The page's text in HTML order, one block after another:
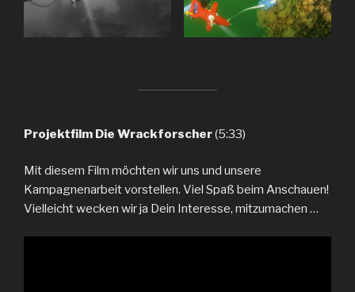
Projektfilm Die Wrackforscher(5:33)
Mit diesem Film möchten wir uns und unsere
Kampagnenarbeit vorstellen. Viel Spaß beim Anschauen!
Vielleicht wecken wir ja Dein Interesse, mitzumachen …